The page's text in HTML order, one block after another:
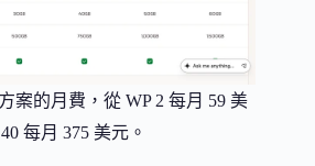
案的月費，從 WP 2 每月 59 美
每月 375 美元。